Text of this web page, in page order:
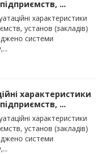
...
характеристики
установ (закладів)
системи
характеристики
...
характеристики
установ (закладів)
системи